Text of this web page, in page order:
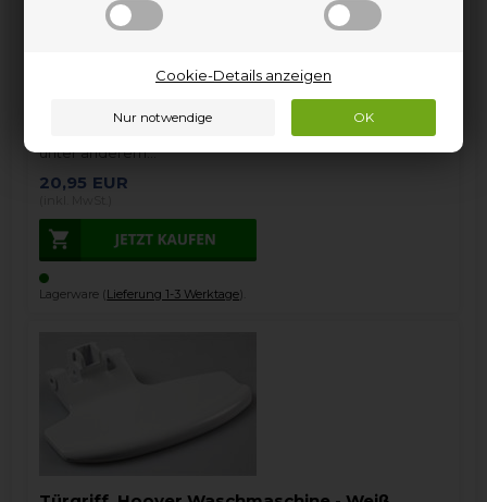
Cookie-Details anzeigen
DST11146PGCH-80 - 31004337
DST11146PGCH-80 - 31005078
DST8166P-30 - 31003274
DST8166P-L-30 - 31004338
DST9166P-30 - 31003273
unter anderem…
20,95 EUR
Lagerware (Lieferung 1-3 Werktage).